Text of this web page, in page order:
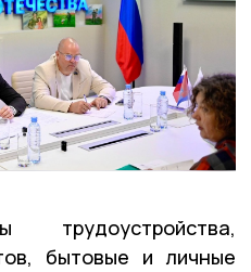
трудоустройства,
бытовые и личные